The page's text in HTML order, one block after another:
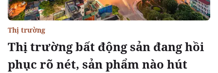
Thị trường bất động sản đang hồi
phục rõ nét, sản phẩm nào hút
Thị trường